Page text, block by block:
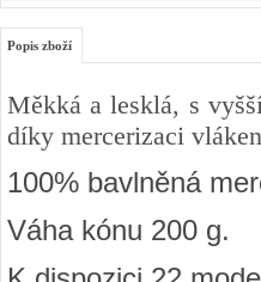
Popis zboží
Měkká a lesklá, s
díky mercerizaci
100% bavlněná
Váha kónu 200 g.